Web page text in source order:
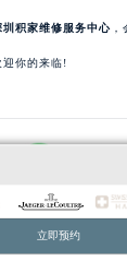
圳积家维修服务中心，
迎你的来临!
立即预约